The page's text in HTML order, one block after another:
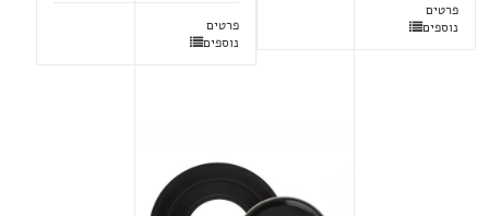
פרטים
נוספים
פרטים
נוספים